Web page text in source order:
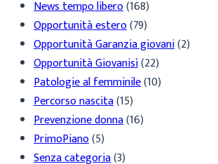
News tempo libero(168)
Opportunità estero(79)
Opportunità Garanzia giovani(2)
Opportunità Giovanisì(22)
Patologie al femminile(10)
Percorso nascita(15)
Prevenzione donna(16)
PrimoPiano(5)
Senza categoria(3)